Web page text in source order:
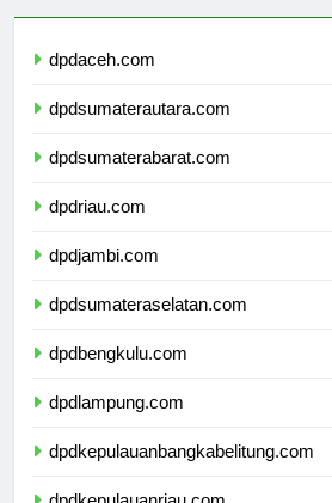
dpdaceh.com
dpdsumaterautara.com
dpdsumaterabarat.com
dpdriau.com
dpdjambi.com
dpdsumateraselatan.com
dpdbengkulu.com
dpdlampung.com
dpdkepulauanbangkabelitung.com